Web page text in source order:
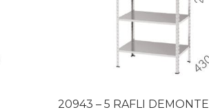
20943 – 5 RAFLI DEMONTE